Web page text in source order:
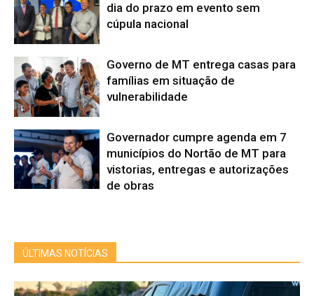
dia do prazo em evento sem
cúpula nacional
Governo de MT entrega casas para
famílias em situação de
vulnerabilidade
Governador cumpre agenda em 7
municípios do Nortão de MT para
vistorias, entregas e autorizações
de obras
ÚLTIMAS NOTÍCIAS